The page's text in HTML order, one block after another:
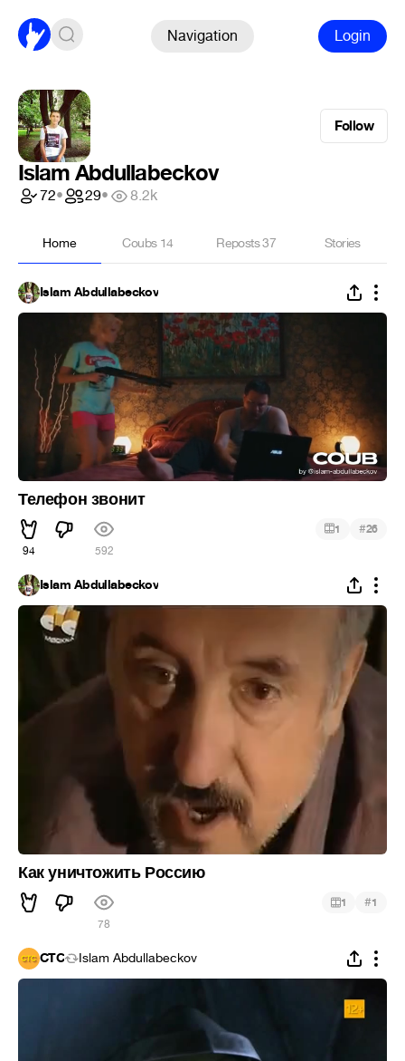
Navigation Login
Follow
Islam Abdullabeckov
72• 29• 8.2k
Home Coubs 14 Reposts37 Stories
Islam Abdullabeckov
Телефон звонит
94 592
1 #26
Islam Abdullabeckov
Как уничтожить Россию
78
1 #1
CTC Islam Abdullabeckov